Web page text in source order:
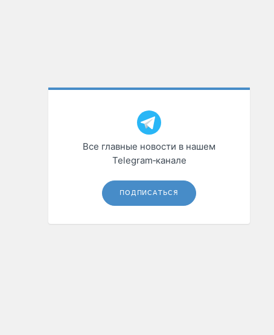
Все главные новости в нашем
Telegram‑канале
ПОДПИСАТЬСЯ